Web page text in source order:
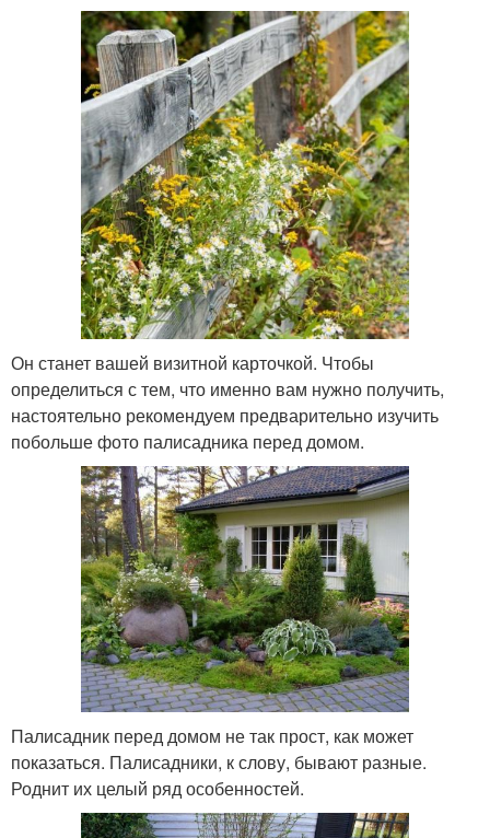
Он станет вашей визитной карточкой. Чтобы
определиться с тем, что именно вам нужно получить,
настоятельно рекомендуем предварительно изучить
побольше фото палисадника перед домом.
Палисадник перед домом не так прост, как может
показаться. Палисадники, к слову, бывают разные.
Роднит их целый ряд особенностей.